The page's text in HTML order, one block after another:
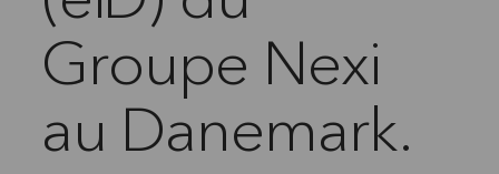
Groupe Nexi
au Danemark.